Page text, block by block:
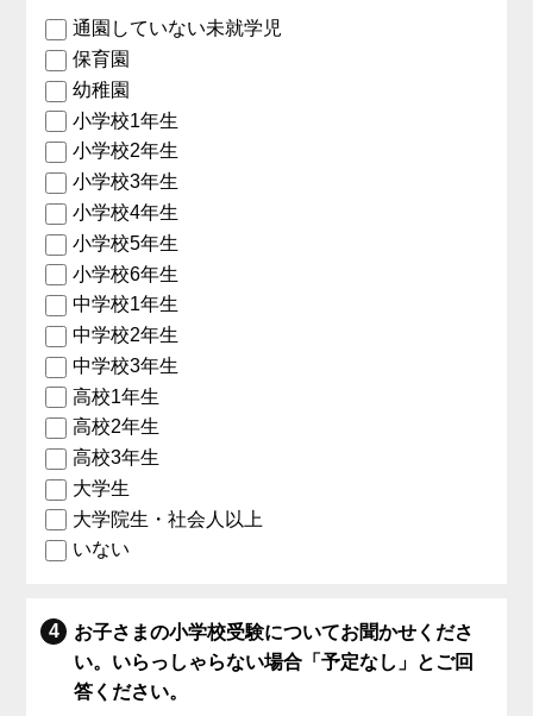
通園していない未就学児
保育園
幼稚園
小学校1年生
小学校2年生
小学校3年生
小学校4年生
小学校5年生
小学校6年生
中学校1年生
中学校2年生
中学校3年生
高校1年生
高校2年生
高校3年生
大学生
大学院生・社会人以上
いない
お子さまの小学校受験についてお聞かせくださ
い。いらっしゃらない場合「予定なし」とご回
答ください。